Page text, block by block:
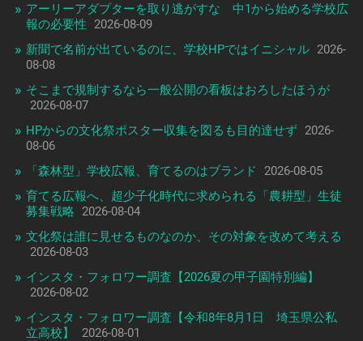
アーリーアダプターを取り逃がすな 中1から始める学校広
報の必要性
2026-08-09
新聞で名前が出ているのに、学校HPではイニシャル 2026-
08-08
そこまで規制するなら一般公開の看板はおろしたほうが
2026-08-07
HPからの文化祭ポスター収集を図るも目的達せず 2026-
08-06
「森林型」学校広報、育てるのはブランド
2026-08-05
育てる広報へ、超少子化時代に求められる「農耕型」生徒
募集戦略
2026-08-04
文化祭は誰に見せるものなのか、その対象を改めて考える
2026-08-03
インスタ・フォロワー調査【2026夏の甲子園特別編】
2026-08-02
インスタ・フォロワー調査【令和8年8月1日 埼玉県公私
立高校】
2026-08-01